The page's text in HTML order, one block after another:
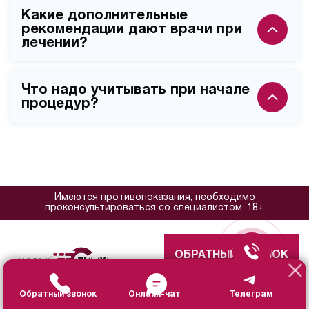
предоставления результатов анализов.
рублей, курс из 10 сеансов - от 42 000 рублей. Цена
зависит от необходимой дозировки,
Какие дополнительные
рекомендации дают врачи при
лечении?
ограничением жирной пищи, полностью исключить
алкоголь, контролировать уровень сахара в крови
Что надо учитывать при начале
процедур?
Имеются противопоказания, необходимо
проконсультироваться со специалистом. 18+
ОБРАТНЫЙ ЗВОНОК
Обратный звонок Онлайн-чат Телеграм